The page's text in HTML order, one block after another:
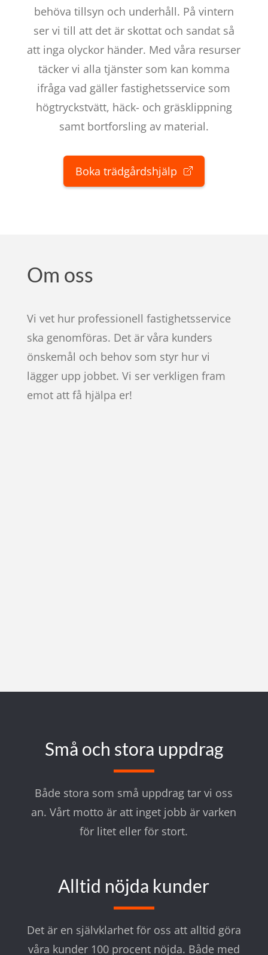
behöva tillsyn och underhåll. På vintern
ser vi till att det är skottat och sandat så
att inga olyckor händer. Med våra resurser
täcker vi alla tjänster som kan komma
ifråga vad gäller fastighetsservice som
högtryckstvätt, häck- och gräsklippning
samt bortforsling av material.
Boka trädgårdshjälp
Om oss
Vi vet hur professionell fastighetsservice
ska genomföras. Det är våra kunders
önskemål och behov som styr hur vi
lägger upp jobbet. Vi ser verkligen fram
emot att få hjälpa er!
Små och stora uppdrag
Både stora som små uppdrag tar vi oss
an. Vårt motto är att inget jobb är varken
för litet eller för stort.
Alltid nöjda kunder
Det är en självklarhet för oss att alltid göra
våra kunder 100 procent nöjda. Både med